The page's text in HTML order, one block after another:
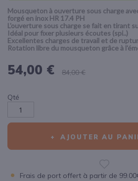
Mousqueton à ouverture sous charge
forgé en inox HR 17.4 PH
L'ouverture sous charge se fait en tirant
Idéal pour fixer plusieurs écoutes (spi..)
Excellentes charges de travail et de
Rotation libre du mousqueton grâce à
54,00 € 84,00 €
Qté
AJOUTER AU
Frais de port offert à partir de